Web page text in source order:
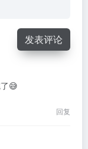
发表评论
😅
回复